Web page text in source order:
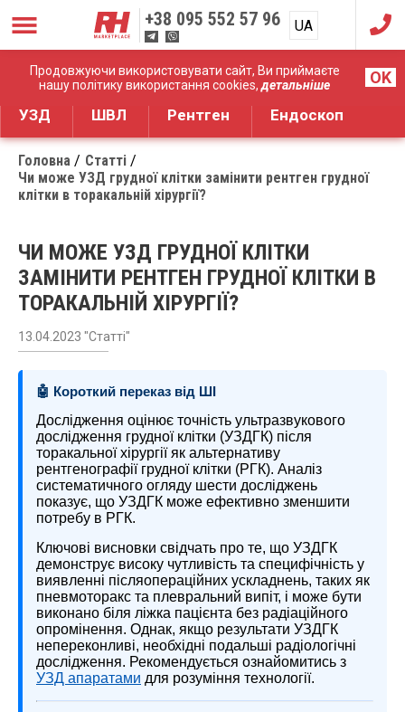
Продовжуючи використовувати сайт, Ви приймаєте
нашу політику використання cookies,детальніше OK
+38 095 552 57 96 UA
RU
Дистрибуція медичного обладнання
УЗД ШВЛ Рентген Ендоскоп
Головна
Статті
Чи може УЗД грудної клітки замінити рентген грудної
клітки в торакальній хірургії?
ЧИ МОЖЕ УЗД ГРУДНОЇ КЛІТКИ
ЗАМІНИТИ РЕНТГЕН ГРУДНОЇ КЛІТКИ В
ТОРАКАЛЬНІЙ ХІРУРГІЇ?
13.04.2023 "Статті"
🤖 Короткий переказ від ШІ
Дослідження оцінює точність ультразвукового
дослідження грудної клітки (УЗДГК) після
торакальної хірургії як альтернативу
рентгенографії грудної клітки (РГК). Аналіз
систематичного огляду шести досліджень
показує, що УЗДГК може ефективно зменшити
потребу в РГК.
Ключові висновки свідчать про те, що УЗДГК
демонструє високу чутливість та специфічність у
виявленні післяопераційних ускладнень, таких як
пневмоторакс та плевральний випіт, і може бути
виконано біля ліжка пацієнта без радіаційного
опромінення. Однак, якщо результати УЗДГК
непереконливі, необхідні подальші радіологічні
дослідження. Рекомендується ознайомитись з
УЗД апаратами для розуміння технології.